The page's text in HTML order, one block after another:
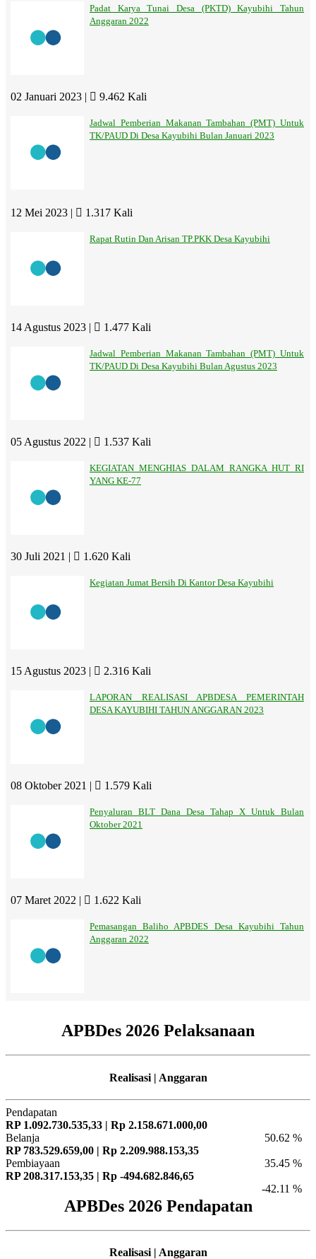
Padat Karya Tunai Desa (PKTD) Kayubihi Tahun
Anggaran 2022
02 Januari 2023 | 9.462 Kali
Jadwal Pemberian Makanan Tambahan (PMT) Untuk
TK/PAUD Di Desa Kayubihi Bulan Januari 2023
12 Mei 2023 | 1.317 Kali
Rapat Rutin Dan Arisan TP.PKK Desa Kayubihi
14 Agustus 2023 | 1.477 Kali
Jadwal Pemberian Makanan Tambahan (PMT) Untuk
TK/PAUD Di Desa Kayubihi Bulan Agustus 2023
05 Agustus 2022 | 1.537 Kali
KEGIATAN MENGHIAS DALAM RANGKA HUT RI
YANG KE-77
30 Juli 2021 | 1.620 Kali
Kegiatan Jumat Bersih Di Kantor Desa Kayubihi
15 Agustus 2023 | 2.316 Kali
LAPORAN REALISASI APBDESA PEMERINTAH
DESA KAYUBIHI TAHUN ANGGARAN 2023
08 Oktober 2021 | 1.579 Kali
Penyaluran BLT Dana Desa Tahap X Untuk Bulan
Oktober 2021
07 Maret 2022 | 1.622 Kali
Pemasangan Baliho APBDES Desa Kayubihi Tahun
Anggaran 2022
APBDes 2026 Pelaksanaan
Realisasi | Anggaran
Pendapatan
RP 1.092.730.535,33 | Rp 2.158.671.000,00
50.62 %
Belanja
RP 783.529.659,00 | Rp 2.209.988.153,35
35.45 %
Pembiayaan
RP 208.317.153,35 | Rp -494.682.846,65
-42.11 %
APBDes 2026 Pendapatan
Realisasi | Anggaran